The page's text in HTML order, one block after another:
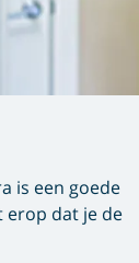
is een goede
erop dat je de